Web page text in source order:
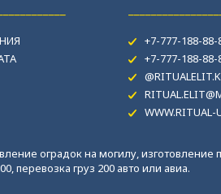
+7-777-188-88-
+7-777-188-
WWW.RITUAL-
оградок на могилу, изготовление
перевозка груз 200 авто или авиа.